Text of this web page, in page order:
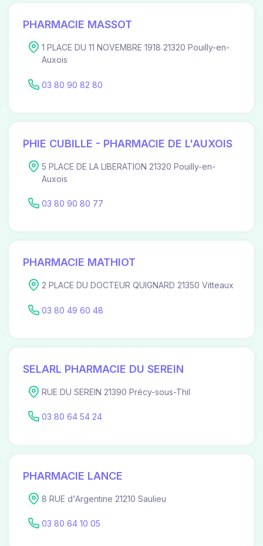
PHARMACIE MASSOT
1 PLACE DU 11 NOVEMBRE 1918 21320 Pouilly-en-
Auxois
03 80 90 82 80
PHIE CUBILLE - PHARMACIE DE L'AUXOIS
5 PLACE DE LA LIBERATION 21320 Pouilly-en-
Auxois
03 80 90 80 77
PHARMACIE MATHIOT
2 PLACE DU DOCTEUR QUIGNARD 21350 Vitteaux
03 80 49 60 48
SELARL PHARMACIE DU SEREIN
RUE DU SEREIN 21390 Précy-sous-Thil
03 80 64 54 24
PHARMACIE LANCE
8 RUE d'Argentine 21210 Saulieu
03 80 64 10 05